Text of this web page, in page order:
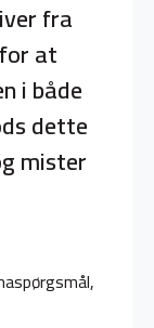
fra
at
i både
dette
mister